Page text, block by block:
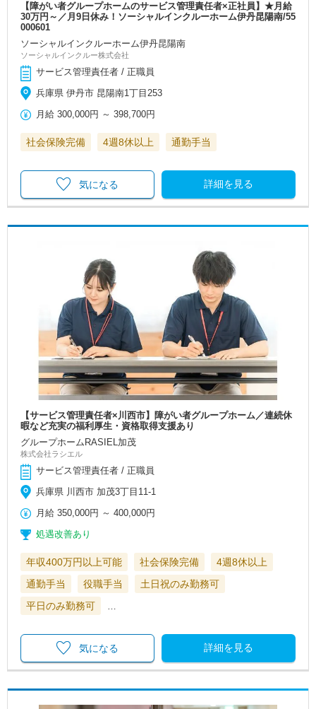
【障がい者グループホームのサービス管理責任者×正社員】★月給
30万円～／月9日休み！ソーシャルインクルーホーム伊丹昆陽南/55
000601
ソーシャルインクルーホーム伊丹昆陽南
ソーシャルインクルー株式会社
サービス管理責任者 / 正職員
兵庫県 伊丹市 昆陽南1丁目253
月給 300,000円 ～398,700円
社会保険完備 4週8休以上 通勤手当
詳細を見る
気になる
【サービス管理責任者×川西市】障がい者グループホーム／連続休
暇など充実の福利厚生・資格取得支援あり
グループホームRASIEL加茂
株式会社ラシエル
サービス管理責任者 / 正職員
兵庫県 川西市 加茂3丁目11-1
月給 350,000円 ～400,000円
処遇改善あり
年収400万円以上可能 社会保険完備
4週8休以上
通勤手当
役職手当
土日祝のみ勤務可
平日のみ勤務可
…
詳細を見る
気になる